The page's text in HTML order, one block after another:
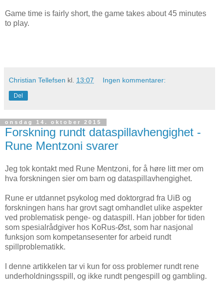
Game time is fairly short, the game takes about 45 minutes
to play.
Christian Tellefsen kl. 13:07 Ingen kommentarer:
Del
onsdag 14. oktober 2015
Forskning rundt dataspillavhengighet -
Rune Mentzoni svarer
Jeg tok kontakt med Rune Mentzoni, for å høre litt mer om
hva forskningen sier om barn og dataspillavhengighet.
Rune er utdannet psykolog med doktorgrad fra UiB og
forskningen hans har grovt sagt omhandlet ulike aspekter
ved problematisk penge- og dataspill. Han jobber for tiden
som spesialrådgiver hos KoRus-Øst, som har nasjonal
funksjon som kompetansesenter for arbeid rundt
spillproblematikk.
I denne artikkelen tar vi kun for oss problemer rundt rene
underholdningsspill, og ikke rundt pengespill og gambling.